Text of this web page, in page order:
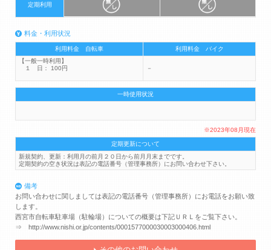
定期利用
料金・利用状況
利用料金 自転車
利用料金 バイク
【一般一時利用】
１ 日： 100円
－
一時使用状況
※2023年08月現在
定期更新について
新規契約、更新：利用月の前月２０日から前月月末までです。
定期契約の空き状況は表記の電話番号（管理事務所）にお問い合わせ下さい。
備考
お問い合わせに関しましては表記の電話番号（管理事務所）にお電話をお願い致
します。
西宮市自転車駐車場（駐輪場）についての概要は下記ＵＲＬをご覧下さい。
⇒ http://www.nishi.or.jp/contents/0001577000030003000406.html